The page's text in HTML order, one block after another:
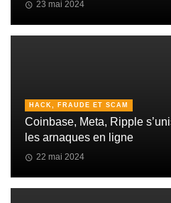
23 mai 2024
HACK, FRAUDE ET SCAM
Coinbase, Meta, Ripple
les arnaques en ligne
22 mai 2024